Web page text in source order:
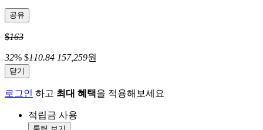
공유
$163
32% $110.84 157,259원
닫기
로그인 하고 최대 혜택을 적용해보세요
적립금 사용